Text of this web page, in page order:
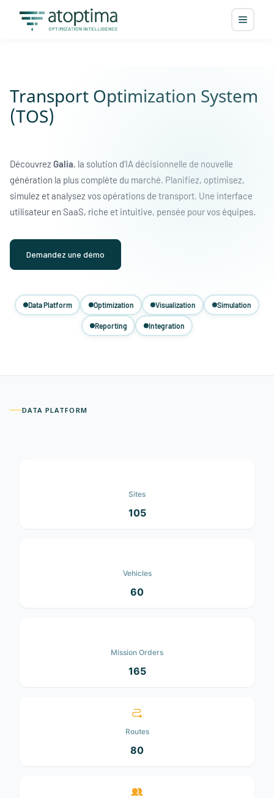
Transport Optimization System
(TOS)
DécouvrezGalia, la solution d’IA décisionnelle de nouvelle
génération la plus complète du marché. Planifiez, optimisez,
simulez et analysez vos opérations de transport. Une interface
utilisateur en SaaS, riche et intuitive, pensée pour vos équipes.
Demandez une démo
Data Platform Optimization Visualization Simulation
Reporting Integration
DATA PLATFORM
Sites
105
Vehicles
60
Mission Orders
165
Routes
80